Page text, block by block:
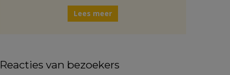
Lees meer
Reacties van bezoekers